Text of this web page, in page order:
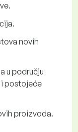
novih
u području
postojeće
proizvoda.